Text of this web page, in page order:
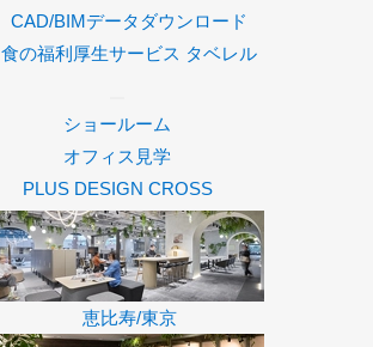
CAD/BIMデータダウンロード
食の福利厚生サービス タベレル
ショールーム
オフィス見学
PLUS DESIGN CROSS
恵比寿/東京